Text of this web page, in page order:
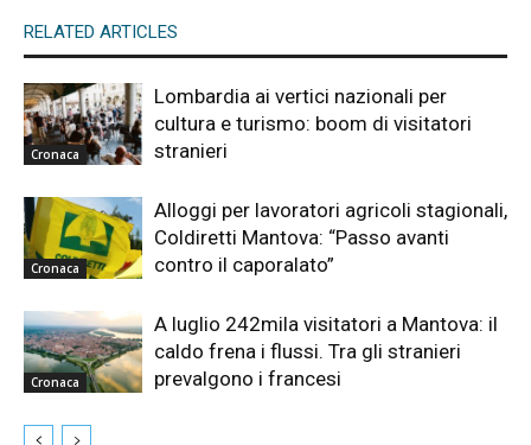
RELATED ARTICLES
Cronaca
Lombardia ai vertici nazionali per
cultura e turismo: boom di visitatori
stranieri
Cronaca
Alloggi per lavoratori agricoli stagionali,
Coldiretti Mantova: “Passo avanti
contro il caporalato”
Cronaca
A luglio 242mila visitatori a Mantova: il
caldo frena i flussi. Tra gli stranieri
prevalgono i francesi